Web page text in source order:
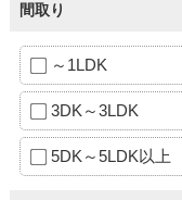
間取り
～1LDK
3DK～3LDK
5DK～5LDK以上